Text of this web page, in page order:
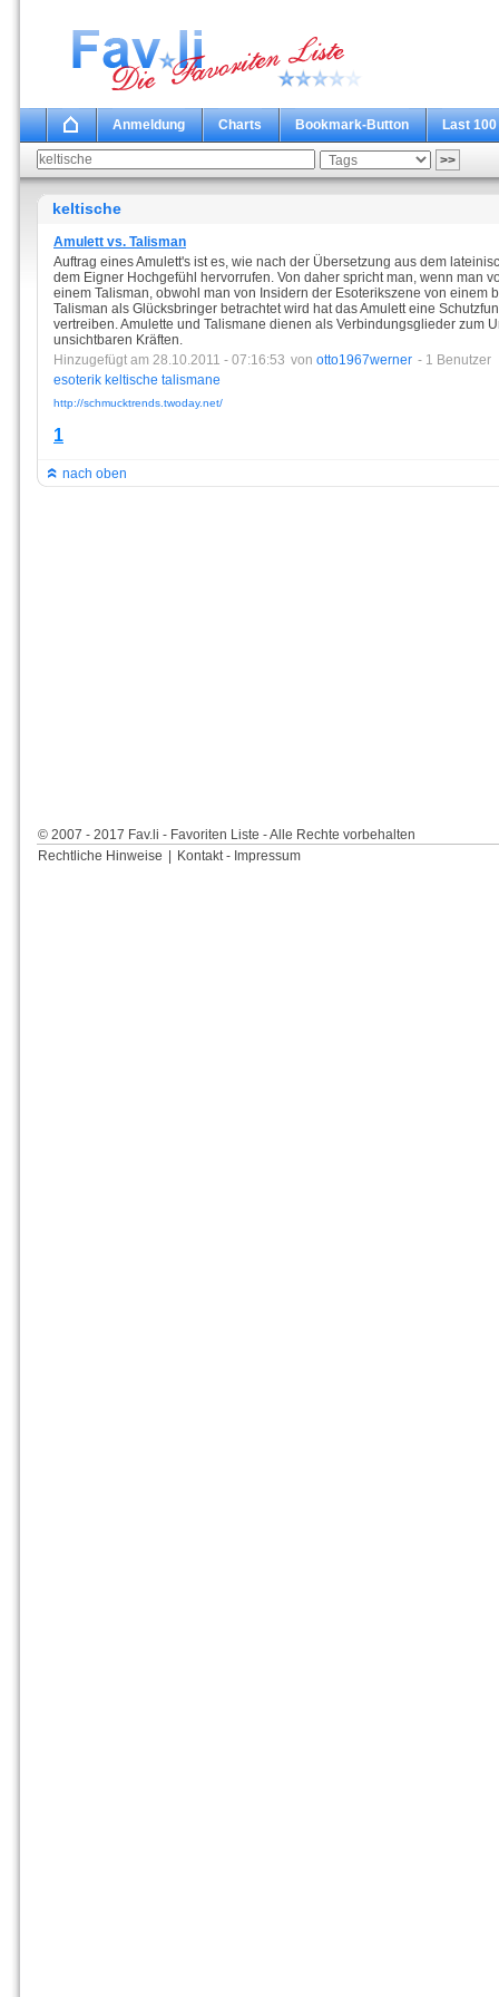
Anmeldung Charts Bookmark-Button Last 100
keltische
Amulett vs. Talisman
Auftrag eines Amulett's ist es, wie nach der Übersetzung aus dem
dem Eigner Hochgefühl hervorrufen. Von daher spricht man, wenn man
einem Talisman, obwohl man von Insidern der Esoterikszene von einem
Talisman als Glücksbringer betrachtet wird hat das Amulett eine
vertreiben. Amulette und Talismane dienen als Verbindungsglieder zum
unsichtbaren Kräften.
Hinzugefügt am 28.10.2011 - 07:16:53 von otto1967werner - 1 Benutzer
esoterik keltische talismane
http://schmucktrends.twoday.net/
1
nach oben
© 2007 - 2017 Fav.li - Favoriten Liste - Alle Rechte vorbehalten
Rechtliche Hinweise
Kontakt - Impressum